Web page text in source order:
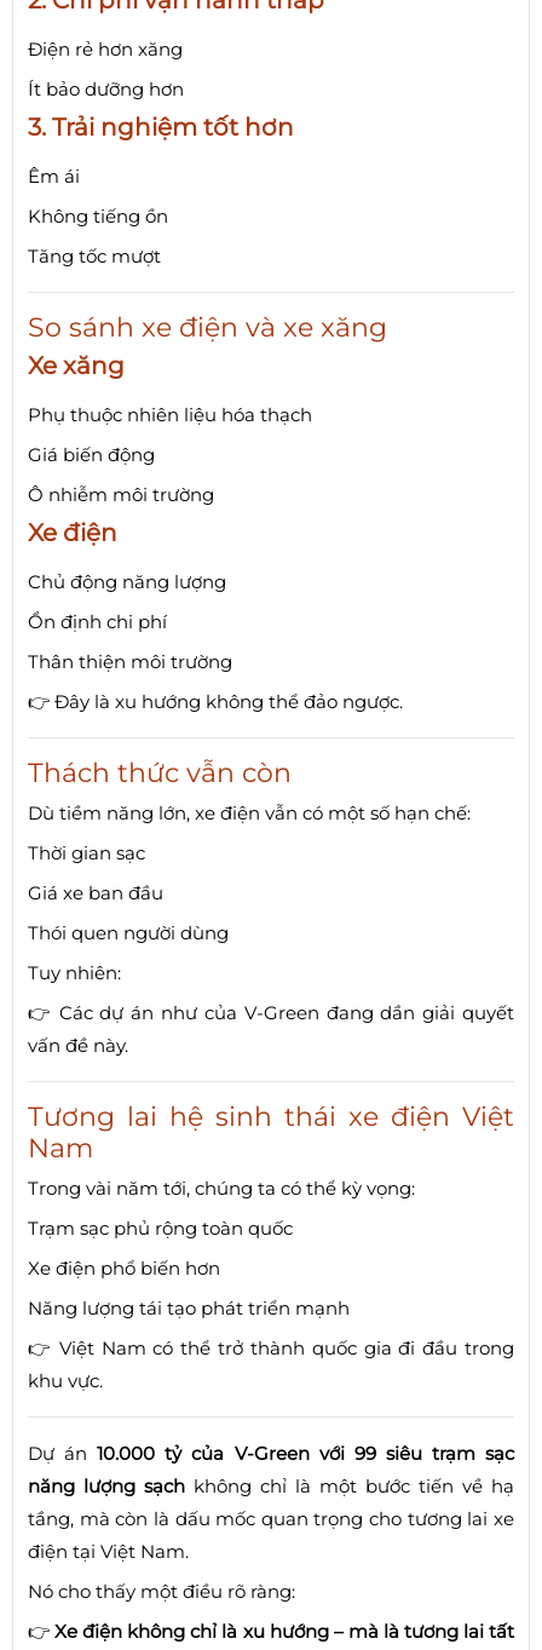
Điện rẻ hơn xăng
Ít bảo dưỡng hơn
3. Trải nghiệm tốt hơn
Êm ái
Không tiếng ồn
Tăng tốc mượt
So sánh xe điện và xe xăng
Xe xăng
Phụ thuộc nhiên liệu hóa thạch
Giá biến động
Ô nhiễm môi trường
Xe điện
Chủ động năng lượng
Ổn định chi phí
Thân thiện môi trường
👉 Đây là xu hướng không thể đảo ngược.
Thách thức vẫn còn
Dù tiềm năng lớn, xe điện vẫn có một số hạn chế:
Thời gian sạc
Giá xe ban đầu
Thói quen người dùng
Tuy nhiên:
👉 Các dự án như của V-Green đang dần giải quyết
vấn đề này.
Tương lai hệ sinh thái xe điện Việt
Nam
Trong vài năm tới, chúng ta có thể kỳ vọng:
Trạm sạc phủ rộng toàn quốc
Xe điện phổ biến hơn
Năng lượng tái tạo phát triển mạnh
👉 Việt Nam có thể trở thành quốc gia đi đầu trong
khu vực.
Dự án10.000 tỷ của V-Green với 99 siêu trạm sạc
năng lượng sạch không chỉ là một bước tiến về hạ
tầng, mà còn là dấu mốc quan trọng cho tương lai xe
điện tại Việt Nam.
Nó cho thấy một điều rõ ràng:
👉Xe điện không chỉ là xu hướng – mà là tương lai tất